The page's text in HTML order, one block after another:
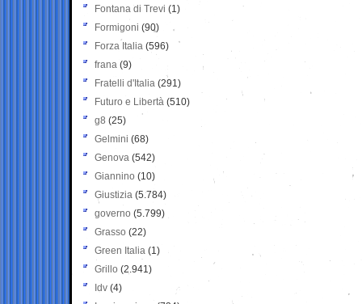
Fontana di Trevi (1)
Formigoni (90)
Forza Italia (596)
frana (9)
Fratelli d'Italia (291)
Futuro e Libertà (510)
g8 (25)
Gelmini (68)
Genova (542)
Giannino (10)
Giustizia (5.784)
governo (5.799)
Grasso (22)
Green Italia (1)
Grillo (2.941)
Idv (4)